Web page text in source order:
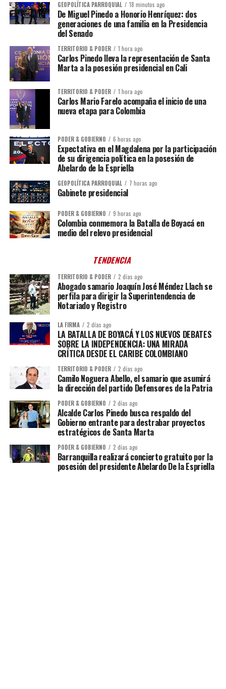
GEOPOLÍTICA PARROQUIAL 18 minutos ago
De Miguel Pinedo a Honorio Henríquez: dos
generaciones de una familia en la Presidencia
del Senado
TERRITORIO & PODER 1 hora ago
Carlos Pinedo lleva la representación de Santa
Marta a la posesión presidencial en Cali
TERRITORIO & PODER 1 hora ago
Carlos Mario Farelo acompaña el inicio de una
nueva etapa para Colombia
PODER & GOBIERNO 6 horas ago
Expectativa en el Magdalena por la participación
de su dirigencia política en la posesión de
Abelardo de la Espriella
GEOPOLÍTICA PARROQUIAL 7 horas ago
Gabinete presidencial
PODER & GOBIERNO 9 horas ago
Colombia conmemora la Batalla de Boyacá en
medio del relevo presidencial
TENDENCIA
TERRITORIO & PODER 2 días ago
Abogado samario Joaquín José Méndez Llach se
perfila para dirigir la Superintendencia de
Notariado y Registro
LA FIRMA 2 días ago
LA BATALLA DE BOYACÁ Y LOS NUEVOS DEBATES
SOBRE LA INDEPENDENCIA: UNA MIRADA
CRÍTICA DESDE EL CARIBE COLOMBIANO
TERRITORIO & PODER 2 días ago
Camilo Noguera Abello, el samario que asumirá
la dirección del partido Defensores de la Patria
PODER & GOBIERNO 2 días ago
Alcalde Carlos Pinedo busca respaldo del
Gobierno entrante para destrabar proyectos
estratégicos de Santa Marta
PODER & GOBIERNO 2 días ago
Barranquilla realizará concierto gratuito por la
posesión del presidente Abelardo De la Espriella